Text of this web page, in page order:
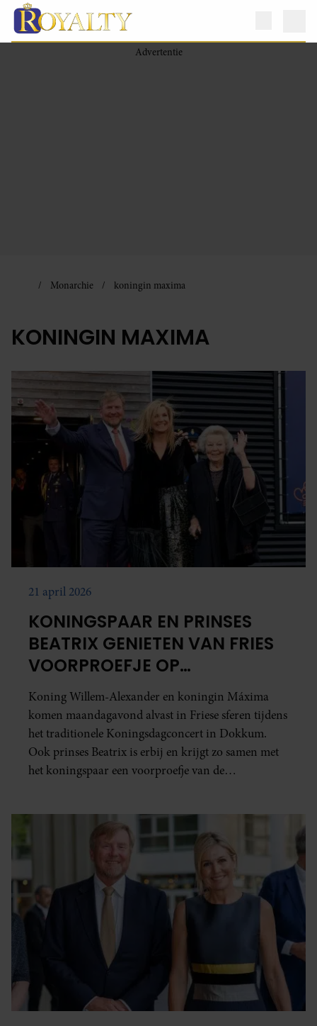
Monarchie koningin maxima
KONINGIN MAXIMA
21 april 2026
KONINGSPAAR EN PRINSES
BEATRIX GENIETEN VAN FRIES
VOORPROEFJE OP
KONINGSDAG
Koning Willem-Alexander en koningin Máxima
komen maandagavond alvast in Friese sferen tijdens
het traditionele Koningsdagconcert in Dokkum.
Ook prinses Beatrix is erbij en krijgt zo samen met
het koningspaar een voorproefje van de